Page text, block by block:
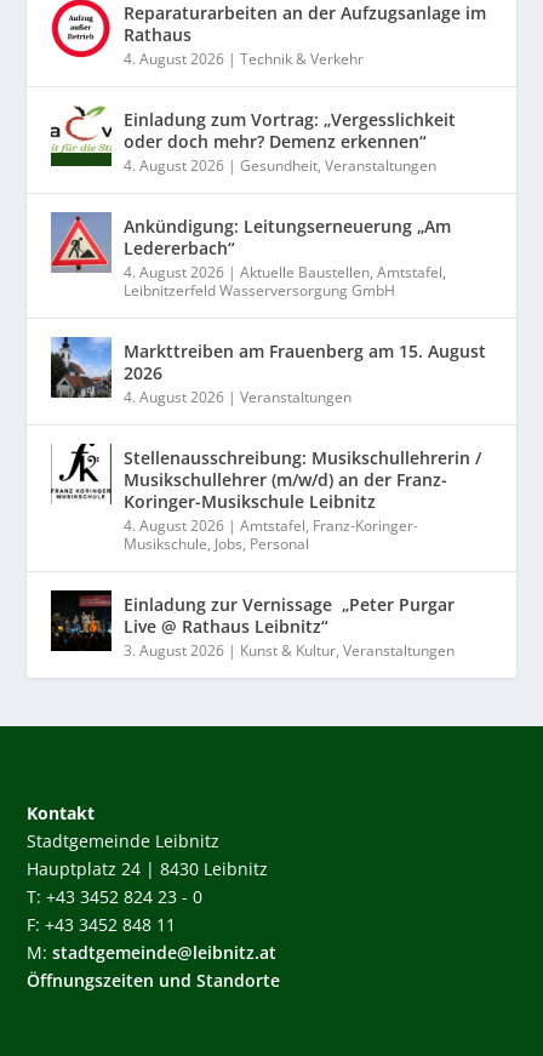
Reparaturarbeiten an der Aufzugsanlage im
Rathaus
4. August 2026 |Technik & Verkehr
Einladung zum Vortrag: „Vergesslichkeit
oder doch mehr? Demenz erkennen“
4. August 2026 |Gesundheit,Veranstaltungen
Ankündigung: Leitungserneuerung „Am
Ledererbach“
4. August 2026 |Aktuelle Baustellen,Amtstafel,
Leibnitzerfeld Wasserversorgung GmbH
Markttreiben am Frauenberg am 15. August
2026
4. August 2026 |Veranstaltungen
Stellenausschreibung: Musikschullehrerin /
Musikschullehrer (m/w/d) an der Franz-
Koringer-Musikschule Leibnitz
4. August 2026 |Amtstafel, Franz-Koringer-
Musikschule, Jobs, Personal
Einladung zur Vernissage „Peter Purgar
Live @ Rathaus Leibnitz“
3. August 2026 | Kunst & Kultur,Veranstaltungen
Kontakt
Stadtgemeinde Leibnitz
Hauptplatz 24 | 8430 Leibnitz
T: +43 3452 824 23 - 0
F: +43 3452 848 11
M:stadtgemeinde@leibnitz.at
Öffnungszeiten und Standorte